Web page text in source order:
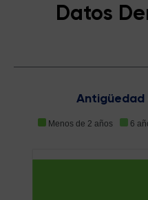
Datos
Antigüedad
Menos de 2 años 6